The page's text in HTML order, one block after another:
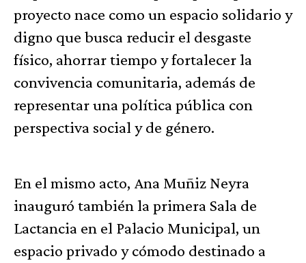
proyecto nace como un espacio solidario y
digno que busca reducir el desgaste
físico, ahorrar tiempo y fortalecer la
convivencia comunitaria, además de
representar una política pública con
perspectiva social y de género.
En el mismo acto, Ana Muñiz Neyra
inauguró también la primera Sala de
Lactancia en el Palacio Municipal, un
espacio privado y cómodo destinado a